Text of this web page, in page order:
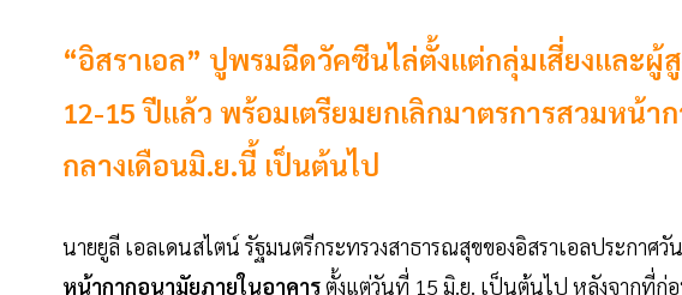
“อิสราเอล” ปูพรมฉีดวัคซีนไล่ตั้งแต่กลุ่มเสี่ยงและ
12-15 ปีแล้ว พร้อมเตรียมยกเลิกมาตรการสวมหน้า
กลางเดือนมิ.ย.นี้ เป็นต้นไป
นายยูลี เอลเดนสไตน์ รัฐมนตรีกระทรวงสาธารณสุขของอิสราเอลประกาศวั
หน้ากากอนามัยภายในอาคารตั้งแต่วันที่ 15 มิ.ย. เป็นต้นไป หลังจากที่ก่